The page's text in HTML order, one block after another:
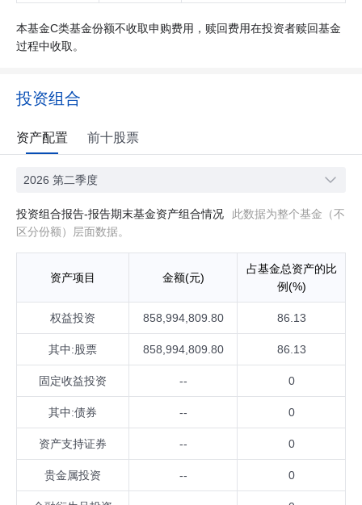
本基金C类基金份额不收取申购费用，赎回费用在投资者赎回基金
过程中收取。
投资组合
资产配置 前十股票
2026 第二季度
投资组合报告-报告期末基金资产组合情况
此数据为整个基金（不
区分份额）层面数据。
资产项目 金额(元)
占基金总资产的比
例(%)
权益投资 858,994,809.80 86.13
其中:股票 858,994,809.80 86.13
固定收益投资 -- 0
其中:债券 -- 0
资产支持证券 -- 0
贵金属投资 -- 0